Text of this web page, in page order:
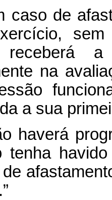
caso de
receberá
na
a sua
haverá
tenha